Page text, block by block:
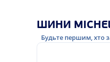
ШИНИ
Будьте першим, хто